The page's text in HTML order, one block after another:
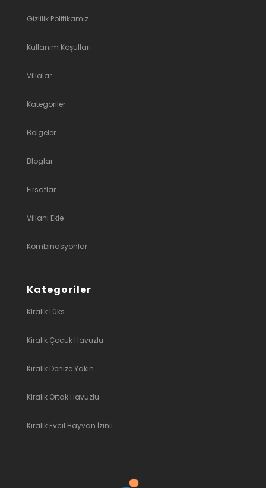
Gizlilik Politikamız
Kullanım Koşulları
Villalar
Kategoriler
Bölgeler
Bloglar
Fırsatlar
Villanı Ekle
Kombinasyonlar
Kategoriler
Kiralık Lüks
Kiralık Çocuk Havuzlu
Kiralık Denize Yakın
Kiralık Ortak Havuzlu
Kiralık Evcil Hayvan İzinli